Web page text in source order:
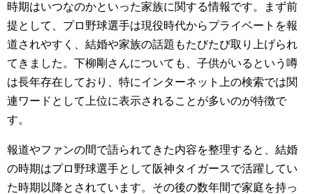
時期はいつなのかといった家族に関する情報です。まず前
提として、プロ野球選手は現役時代からプライベートを報
道されやすく、結婚や家族の話題もたびたび取り上げられ
てきました。下柳剛さんについても、子供がいるという噂
は長年存在しており、特にインターネット上の検索では関
連ワードとして上位に表示されることが多いのが特徴で
す。
報道やファンの間で語られてきた内容を整理すると、結婚
の時期はプロ野球選手として阪神タイガースで活躍してい
た時期以降とされています。その後の数年間で家庭を持っ